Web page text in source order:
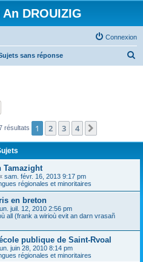
DROUIZIG
Connexion
sans réponse
c
résultats 1 2 3 4
Tamazight
sam. févr. 16, 2013 9:17 pm
régionales et minoritaires
en breton
juil. 12, 2010 2:56 pm
all (frank a wirioù evit an darn vrasañ
publique de Saint-Rvoal
juin 28, 2010 8:14 pm
régionales et minoritaires